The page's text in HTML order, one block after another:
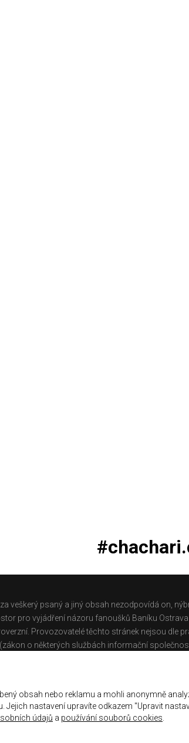
veškerý psaný a jiný obsah nezodpovídá on,
pro vyjádření názoru fanoušků Baníku
Provozovatelé těchto stránek nejsou dle
o některých službách informační
obsah nebo reklamu a mohli anonymně
nastavení upravíte odkazem "Upravit
údajů a používání souborů cookies